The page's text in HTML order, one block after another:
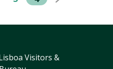
Visitors &